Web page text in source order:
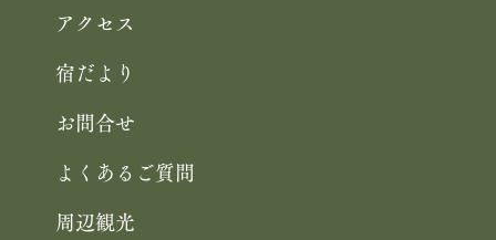
アクセス
宿だより
お問合せ
よくあるご質問
周辺観光